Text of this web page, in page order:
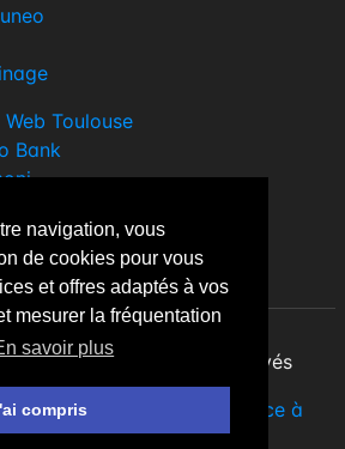
navigation, vous
de cookies pour vous
et offres adaptés à vos
mesurer la fréquentation
savoir plus
compris
Toulouse
Bank
© 2026 - Tous droits réservés
undéveloppeur Web Freelance à
Toulouse